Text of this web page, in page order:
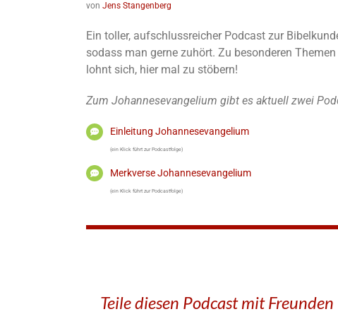
von Jens Stangenberg
Ein toller, aufschlussreicher Podcast zur
sodass man gerne zuhört. Zu besonderen
lohnt sich, hier mal zu stöbern!
Zum Johannesevangelium gibt es aktuell zwei
Einleitung Johannesevangelium
(ein Klick führt zur Podcastfolge)
Merkverse Johannesevangelium
(ein Klick führt zur Podcastfolge)
Teile diesen Podcast mit Freunden